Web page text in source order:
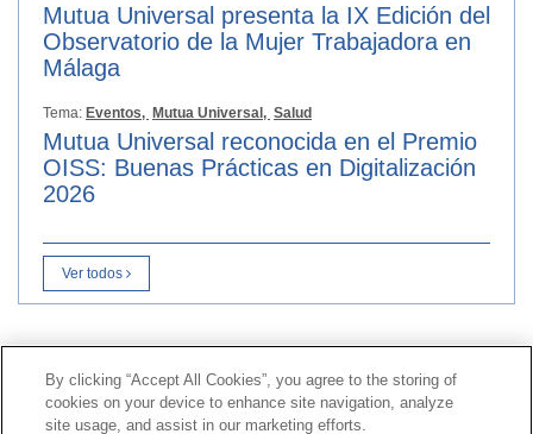
Mutua Universal presenta la IX Edición del
Observatorio de la Mujer Trabajadora en
Málaga
Tema: Eventos, Mutua Universal, Salud
Mutua Universal reconocida en el Premio
OISS: Buenas Prácticas en Digitalización
2026
Ver todos
Línea Universal 900 203 203|Zona Privada Comisión de
Prestaciones Especiales
|Zona Privada Proveedor
By clicking “Accept All Cookies”, you agree to the storing of
cookies on your device to enhance site navigation, analyze
site usage, and assist in our marketing efforts.